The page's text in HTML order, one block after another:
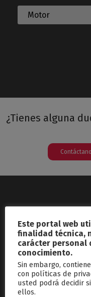
¿Tienes alguna
Este portal web
finalidad técnica,
carácter personal
conocimiento.
Sin embargo,
con políticas de
usted podrá decidir
ellos.